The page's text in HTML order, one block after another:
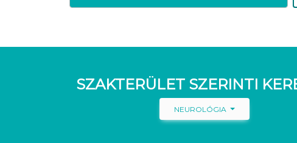
SZAKTERÜLET SZERINTI
NEUROLÓGIA